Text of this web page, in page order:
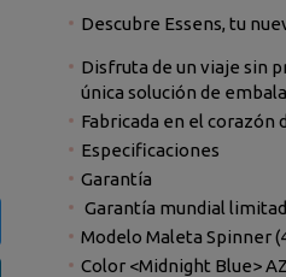
Descubre Essens, tu
Disfruta de un viaje sin
única solución de
Fabricada en el corazón
Especificaciones
Garantía
Garantía mundial
Modelo Maleta Spinner
Color <Midnight Blue>